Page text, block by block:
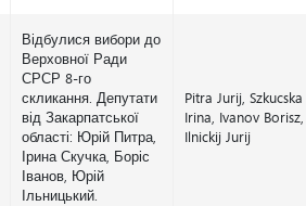
Відбулися вибори до
Верховної Ради
СРСР 8-го
скликання. Депутати
від Закарпатської
області: Юрій Питра,
Ірина Скучка, Боріс
Іванов, Юрій
Ільницький.
Pitra Jurij, Szkucska
Irina, Ivanov Borisz,
Ilnickij Jurij